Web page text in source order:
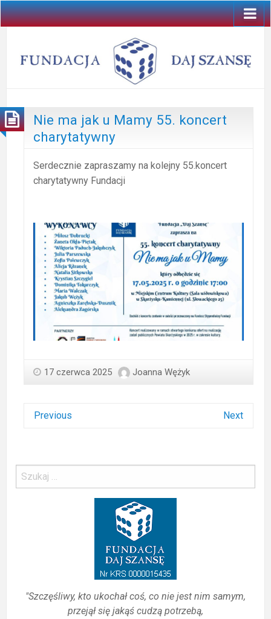
Nie ma jak u Mamy 55. koncert
charytatywny
Serdecznie zapraszamy na kolejny 55.koncert
charytatywny Fundacji
17 czerwca 2025 Joanna Wężyk
Previous Next
"Szczęśliwy, kto ukochał coś, co nie jest nim samym,
przejął się jakąś cudzą potrzebą,